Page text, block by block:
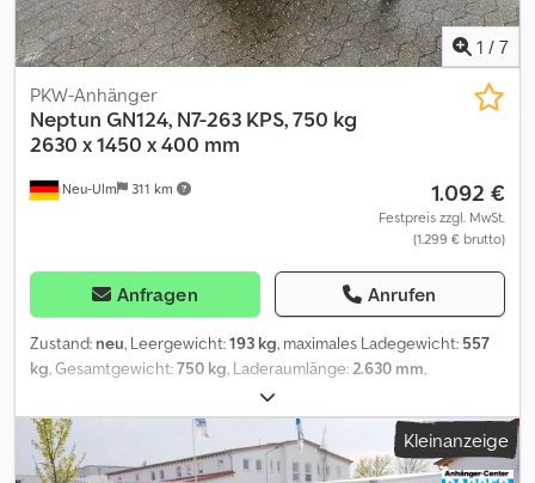
1 / 7
Neu-Ulm 311 km
PKW-Anhänger
Neptun GN124, N7-263 KPS, 750 kg
2630 x 1450 x 400 mm
1.092 €
Festpreis zzgl. MwSt.
(1.299 € brutto)
Anfragen Anrufen
Zustand: neu, Leergewicht:193 kg, maximales Ladegewicht: 557
kg , Gesamtgewicht:750 kg , Laderaumlänge: 2.630 mm
, Laderaumhöhe:
Laderaumvolumen:1,6 m³, Farbe:Sonstige, Bauhöhe:107 mm,
Arbeitsbreite:
, Hersteller: Neptun Typ: Hochlader GN124,
N7-263 KPS Zul. Ges. Gewicht: 750 kg Nutzlast: 557 kg
Kleinanzeige